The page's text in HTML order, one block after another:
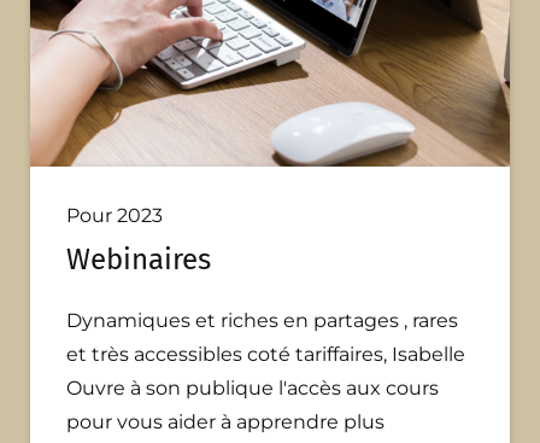
Pour 2023
Webinaires
Dynamiques et riches en partages , rares
et très accessibles coté tariffaires, Isabelle
Ouvre à son publique l'accès aux cours
pour vous aider à apprendre plus